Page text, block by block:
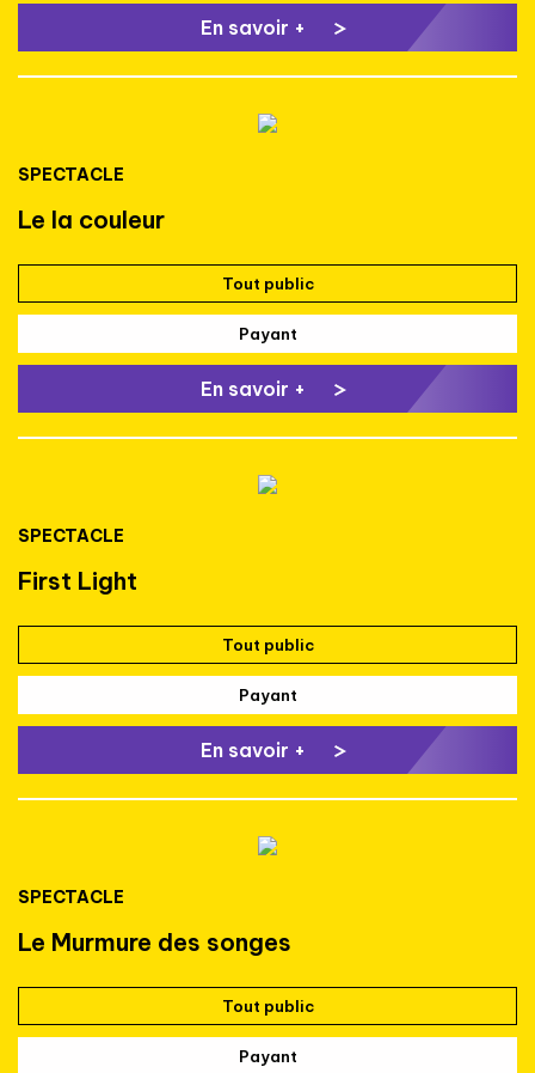
En savoir +
SPECTACLE
Le la couleur
Tout public
Payant
En savoir +
SPECTACLE
First Light
Tout public
Payant
En savoir +
SPECTACLE
Le Murmure des songes
Tout public
Payant